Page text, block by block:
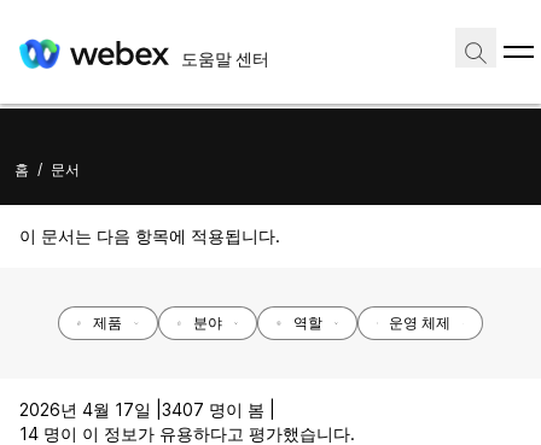
도움말 센터
홈 / 문서
이 문서는 다음 항목에 적용됩니다.
제품 분야 역할 운영 체제
2026년 4월 17일 | 3407 명이 봄 |
14 명이 이 정보가 유용하다고 평가했습니다.